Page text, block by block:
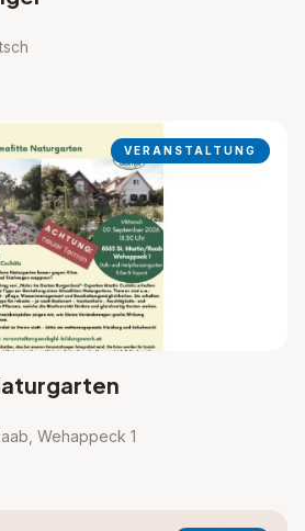
VERANSTALTUNG
Wehappeck 1